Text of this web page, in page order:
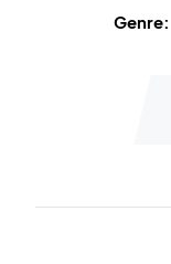
Genre: